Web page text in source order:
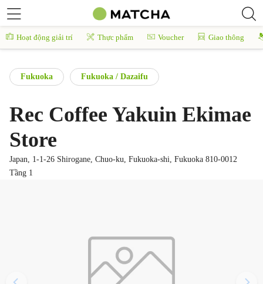
Hoạt động giải trí Thực phẩm Voucher Giao thông
Fukuoka Fukuoka / Dazaifu
Rec Coffee Yakuin Ekimae
Store
Japan, 1-1-26 Shirogane, Chuo-ku, Fukuoka-shi, Fukuoka 810-0012
Tầng 1